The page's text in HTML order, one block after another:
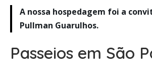
A nossa hospedagem foi a
Pullman Guarulhos.
Passeios em São